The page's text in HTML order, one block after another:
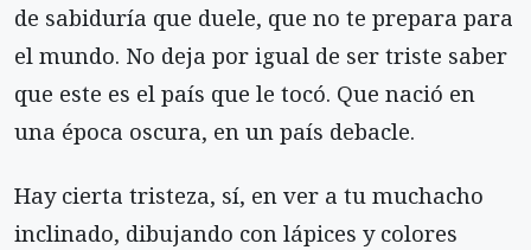
de sabiduría que duele, que no te prepara para
el mundo. No deja por igual de ser triste saber
que este es el país que le tocó. Que nació en
una época oscura, en un país debacle.
Hay cierta tristeza, sí, en ver a tu muchacho
inclinado, dibujando con lápices y colores